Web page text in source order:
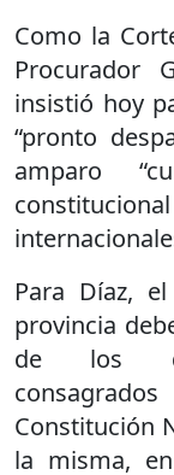
Como la
Procurador
insistió hoy
“pronto
amparo
Para Díaz,
provincia
de los
Constitución
la misma,